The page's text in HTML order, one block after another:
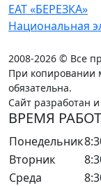
ЕАТ «БЕРЕЗКА»
Национальная
2008-2026 © Все
При копировании
обязательна.
Сайт разработан
ВРЕМЯ
Понедельник
Вторник
Среда